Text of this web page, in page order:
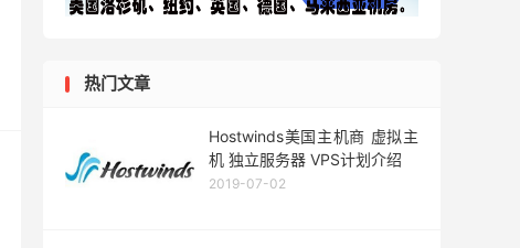
热门文章
Hostwinds美国主机商 虚拟主
机 独立服务器 VPS计划介绍
2019-07-02